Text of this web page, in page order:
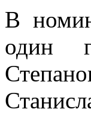
В
один